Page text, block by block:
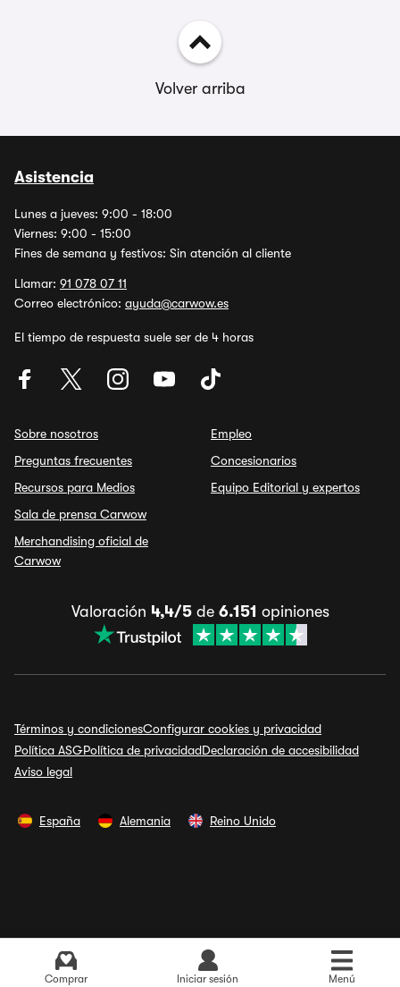
Comprar Iniciar sesión Menú
Volver arriba
Asistencia
Lunes a jueves: 9:00 - 18:00
Viernes: 9:00 - 15:00
Fines de semana y festivos: Sin atención al cliente
Llamar: 91 078 07 11
Correo electrónico: ayuda@carwow.es
El tiempo de respuesta suele ser de 4 horas
Sobre nosotros
Preguntas frecuentes
Recursos para Medios
Sala de prensa Carwow
Merchandising oficial de
Carwow
Empleo
Concesionarios
Equipo Editorial y expertos
Valoración 4,4/5de 6.151 opiniones
Términos y condicionesConfigurar cookies y privacidad
Política ASGPolítica de privacidadDeclaración de accesibilidad
Aviso legal
España Alemania Reino Unido